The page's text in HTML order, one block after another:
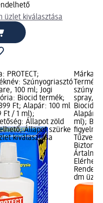
üzlet kiválasztása
PROTECT;
Szúnyogriasztó
100 ml; Jogi
Biocid termék;
Ft; Alapár: 100 ml
Ft / 1 ml);
Állapot zöld
Állapot szürke
kiválasztása
Márka:
spray,
Biocid
Alapár:
ml);
dm